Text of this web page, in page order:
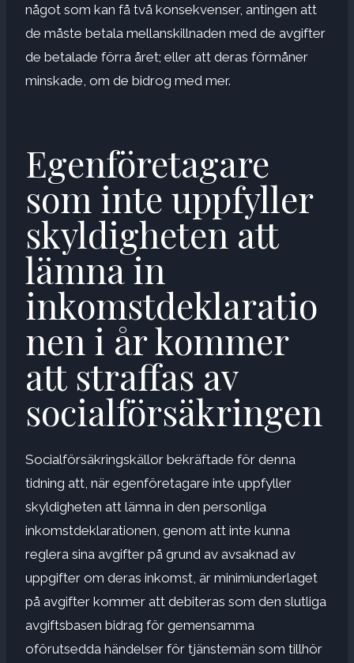
något som kan få två konsekvenser, antingen att
de måste betala mellanskillnaden med de avgifter
de betalade förra året; eller att deras förmåner
minskade, om de bidrog med mer.
Egenföretagare
som inte uppfyller
skyldigheten att
lämna in
inkomstdeklaratio
nen i år kommer
att straffas av
socialförsäkringen
Socialförsäkringskällor bekräftade för denna
tidning att, när egenföretagare inte uppfyller
skyldigheten att lämna in den personliga
inkomstdeklarationen, genom att inte kunna
reglera sina avgifter på grund av avsaknad av
uppgifter om deras inkomst, är minimiunderlaget
på avgifter kommer att debiteras som den slutliga
avgiftsbasen bidrag för gemensamma
oförutsedda händelser för tjänstemän som tillhör